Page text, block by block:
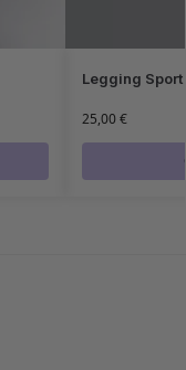
Legging
25,00€